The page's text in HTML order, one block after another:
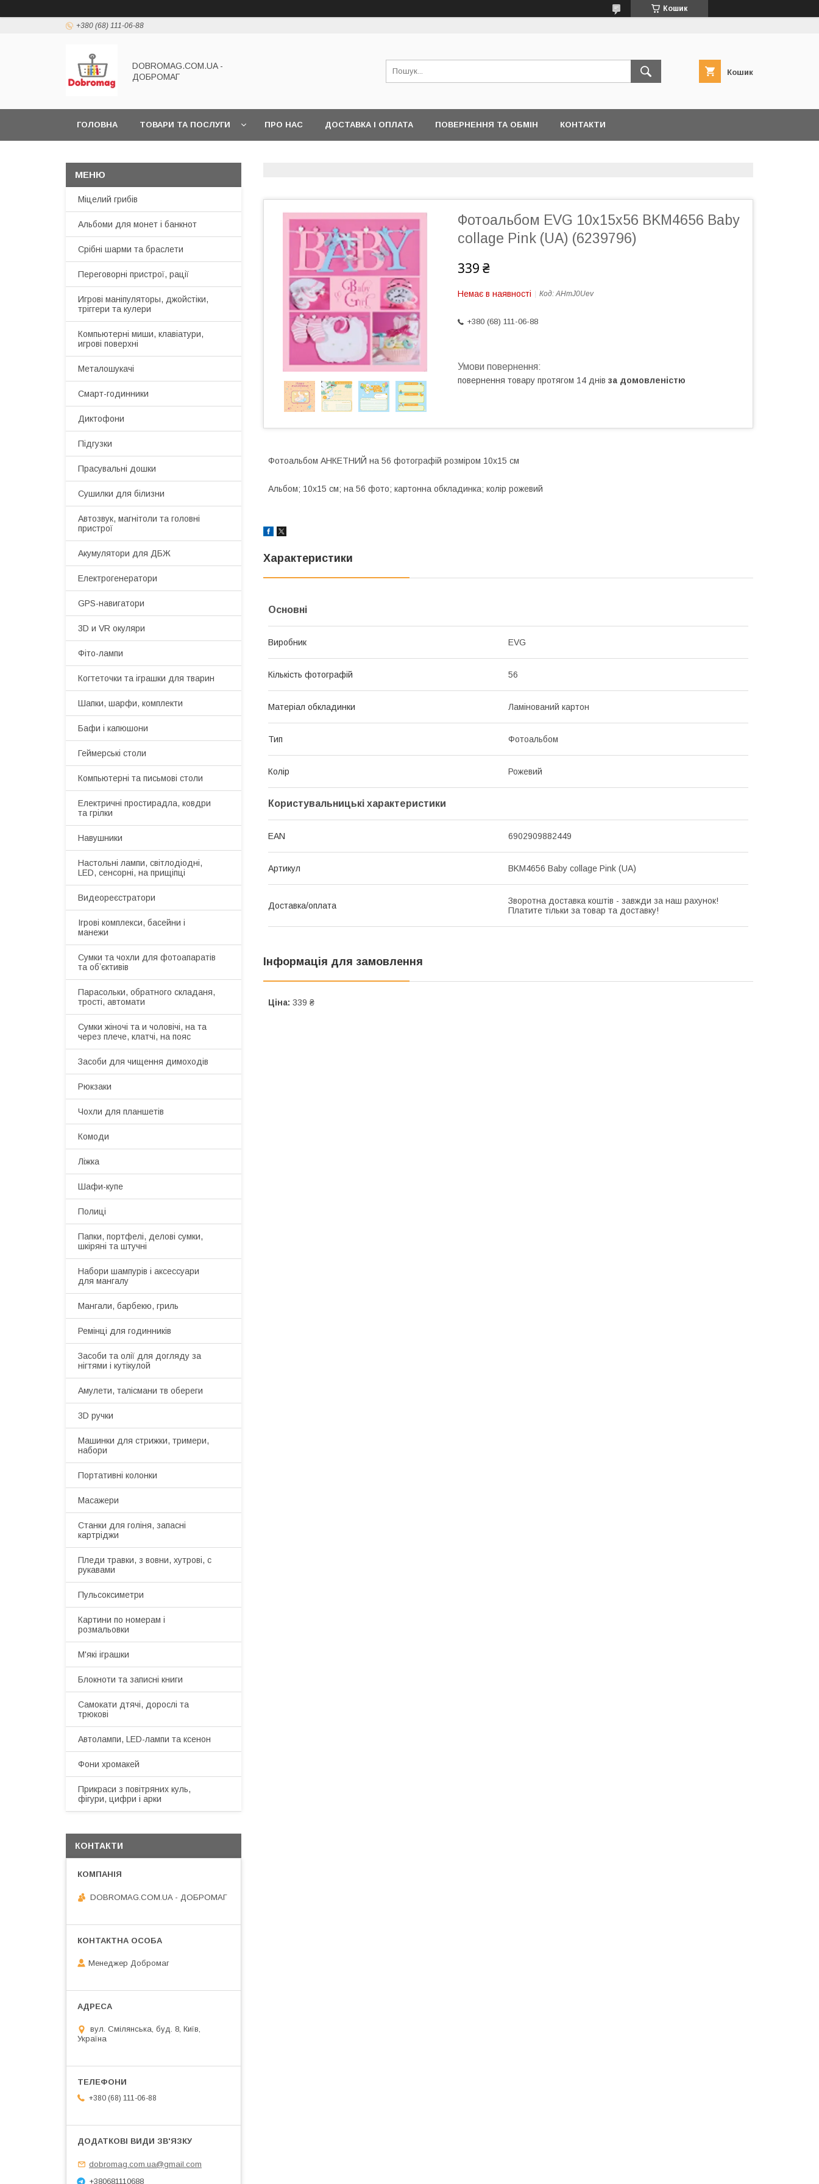
Кошик
+380 (68) 111-06-88
DOBROMAG.COM.UA -
ДОБРОМАГ
Кошик
ГОЛОВНА ТОВАРИ ТА ПОСЛУГИ ПРО НАС ДОСТАВКА І ОПЛАТА ПОВЕРНЕННЯ ТА ОБМІН КОНТАКТИ
Фотоальбом EVG 10x15x56 BKM4656 Baby
collage Pink (UA) (6239796)
339 ₴
Немає в наявності Код:AHmJ0Uev
+380 (68) 111-06-88
повернення товару протягом 14 днів за домовленістю
Фотоальбом АНКЕТНИЙ на 56 фотографій розміром 10x15 см
Альбом; 10х15 см; на 56 фото; картонна обкладинка; колір рожевий
Характеристики
Основні
Виробник EVG
Кількість фотографій 56
Матеріал обкладинки Ламінований картон
Тип Фотоальбом
Колір Рожевий
Користувальницькі характеристики
EAN 6902909882449
Артикул BKM4656 Baby collage Pink (UA)
Доставка/оплата
Зворотна доставка коштів - завжди за наш рахунок!
Платите тільки за товар та доставку!
Інформація для замовлення
Ціна: 339 ₴
Міцелий грибів
Альбоми для монет і банкнот
Срібні шарми та браслети
Переговорні пристрої, рації
Игрові маніпуляторы, джойстіки,
тріггери та кулери
Компьютерні миши, клавіатури,
игрові поверхні
Металошукачі
Смарт-годинники
Диктофони
Підгузки
Прасувальні дошки
Сушилки для білизни
Автозвук, магнітоли та головні
пристрої
Акумулятори для ДБЖ
Електрогенератори
GPS-навигатори
3D и VR окуляри
Фіто-лампи
Когтеточки та іграшки для тварин
Шапки, шарфи, комплекти
Бафи і капюшони
Геймерські столи
Компьютерні та письмові столи
Електричні простирадла, ковдри
та грілки
Навушники
Настольні лампи, світлодіодні,
LED, сенсорні, на прищіпці
Видеореєстратори
Ігрові комплекси, басейни і
манежи
Сумки та чохли для фотоапаратів
та обʼєктивів
Парасольки, обратного складаня,
трості, автомати
Сумки жіночі та и чоловічі, на та
через плече, клатчі, на пояс
Засоби для чищення димоходів
Рюкзаки
Чохли для планшетів
Комоди
Ліжка
Шафи-купе
Полиці
Папки, портфелі, делові сумки,
шкіряні та штучні
Набори шампурів і аксессуари
для мангалу
Мангали, барбекю, гриль
Ремінці для годинників
Засоби та олії для догляду за
нігтями і кутікулой
Амулети, талісмани тв обереги
3D ручки
Машинки для стрижки, тримери,
набори
Портативні колонки
Масажери
Станки для голіня, запасні
картріджи
Пледи травки, з вовни, хутрові, с
рукавами
Пульсоксиметри
Картини по номерам і
розмальовки
М'які іграшки
Блокноти та записні книги
Самокати дтячі, дорослі та
трюкові
Автолампи, LED-лампи та ксенон
Фони хромакей
Прикраси з повітряних куль,
фігури, цифри і арки
КОНТАКТИ
DOBROMAG.COM.UA - ДОБРОМАГ
Менеджер Добромаг
вул. Смілянська, буд. 8, Київ,
Україна
+380 (68) 111-06-88
dobromag.com.ua@gmail.com
+380681110688